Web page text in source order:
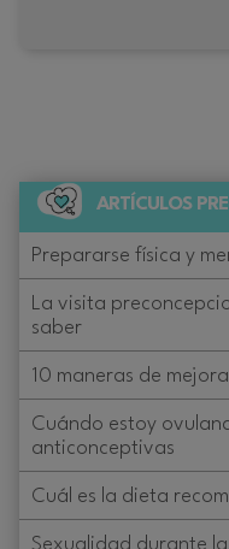
ARTÍCULOS
Prepararse física y
La visita
saber
10 maneras de
Cuándo estoy
anticonceptivas
Cuál es la dieta
Sexualidad durante